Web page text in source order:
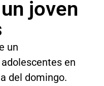
joven
un
en
del domingo.